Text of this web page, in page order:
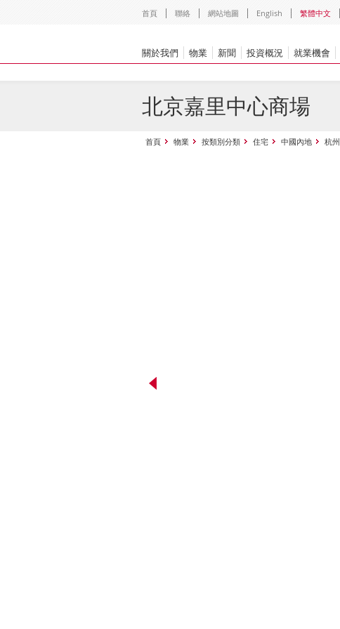
首頁 聯絡 網站地圖 English 繁體中文
關於我們 物業 新聞 投資概況 就業機會
北京嘉里中心商場
首頁 物業 按類別分類 住宅 中國內地 杭州